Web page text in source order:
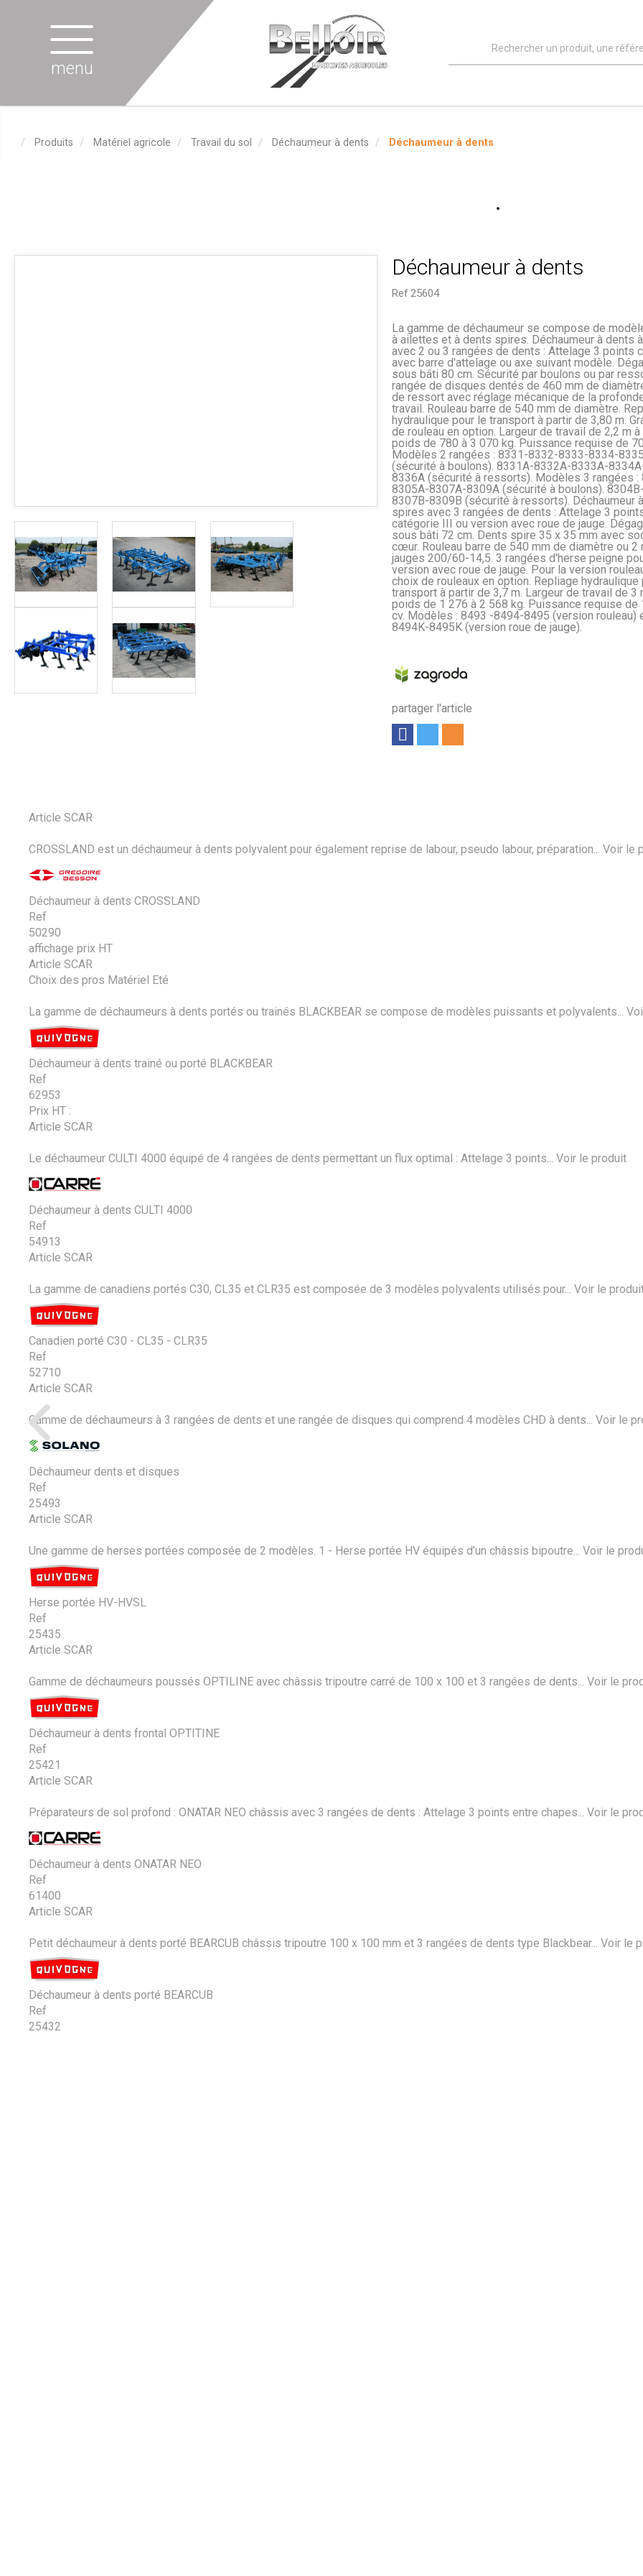
menu
Produits Matériel agricole Travail du sol Déchaumeur à dents Déchaumeur à dents
Déchaumeur à dents
Ref25604
partager l'article
La gamme de déchaumeur se compose de
à ailettes et à dents spires. Déchaumeur à dents
avec 2 ou 3 rangées de dents : Attelage 3 points
avec barre d'attelage ou axe suivant modèle.
sous bâti 80 cm. Sécurité par boulons ou par
rangée de disques dentés de 460 mm de
de ressort avec réglage mécanique de la
travail. Rouleau barre de 540 mm de diamètre.
hydraulique pour le transport à partir de 3,80 m.
de rouleau en option. Largeur de travail de 2,2 m à
poids de 780 à 3 070 kg. Puissance requise de
Modèles 2 rangées : 8331-8332-8333-8334-
(sécurité à boulons). 8331A-8332A-8333A-
8336A (sécurité à ressorts). Modèles 3 rangées :
8305A-8307A-8309A (sécurité à boulons).
8307B-8309B (sécurité à ressorts). Déchaumeur
spires avec 3 rangées de dents : Attelage 3
catégorie III ou version avec roue de jauge.
sous bâti 72 cm. Dents spire 35 x 35 mm avec
cœur. Rouleau barre de 540 mm de diamètre ou 2
jauges 200/60-14,5. 3 rangées d'herse peigne
version avec roue de jauge. Pour la version
choix de rouleaux en option. Repliage hydraulique
transport à partir de 3,7 m. Largeur de travail de 3
poids de 1 276 à 2 568 kg. Puissance requise de
cv. Modèles : 8493 -8494-8495 (version rouleau)
8494K-8495K (version roue de jauge).
Article SCAR
CROSSLAND est un déchaumeur à dents polyvalent pour également reprise de labour, pseudo labour, préparation... Voir le
Déchaumeur à dents CROSSLAND
Ref
50290
affichage prix HT
Article SCAR
Choix des pros Matériel Eté
La gamme de déchaumeurs à dents portés ou trainés BLACKBEAR se compose de modèles puissants et polyvalents...
Déchaumeur à dents trainé ou porté BLACKBEAR
Ref
62953
Prix HT :
Article SCAR
Le déchaumeur CULTI 4000 équipé de 4 rangées de dents permettant un flux optimal : Attelage 3 points... Voir le produit
Déchaumeur à dents CULTI 4000
Ref
54913
Article SCAR
La gamme de canadiens portés C30, CL35 et CLR35 est composée de 3 modèles polyvalents utilisés pour... Voir le
Canadien porté C30 - CL35 - CLR35
Ref
52710
Article SCAR
Gamme de déchaumeurs à 3 rangées de dents et une rangée de disques qui comprend 4 modèles CHD à dents... Voir le
Déchaumeur dents et disques
Ref
25493
Article SCAR
Une gamme de herses portées composée de 2 modèles. 1 - Herse portée HV équipés d’un châssis bipoutre... Voir le
Herse portée HV-HVSL
Ref
25435
Article SCAR
Gamme de déchaumeurs poussés OPTILINE avec châssis tripoutre carré de 100 x 100 et 3 rangées de dents... Voir le
Déchaumeur à dents frontal OPTITINE
Ref
25421
Article SCAR
Préparateurs de sol profond : ONATAR NEO châssis avec 3 rangées de dents : Attelage 3 points entre chapes... Voir le
Déchaumeur à dents ONATAR NEO
Ref
61400
Article SCAR
Petit déchaumeur à dents porté BEARCUB châssis tripoutre 100 x 100 mm et 3 rangées de dents type Blackbear... Voir le
Déchaumeur à dents porté BEARCUB
Ref
25432